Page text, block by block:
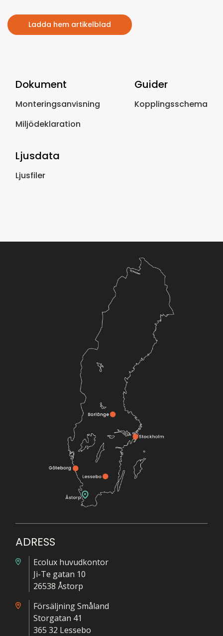
Ladda hem artikelblad
Dokument
Monteringsanvisning
Miljödeklaration
Guider
Kopplingsschema
Ljusdata
Ljusfiler
ADRESS
Ecolux huvudkontor
Ji-Te gatan 10
26538 Åstorp
Försäljning Småland
Storgatan 41
365 32 Lessebo